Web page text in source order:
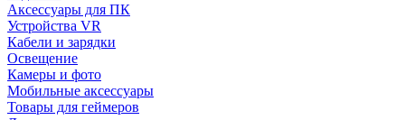
Аксессуары для ПК
Устройства VR
Кабели и зарядки
Освещение
Камеры и фото
Мобильные аксессуары
Товары для геймеров